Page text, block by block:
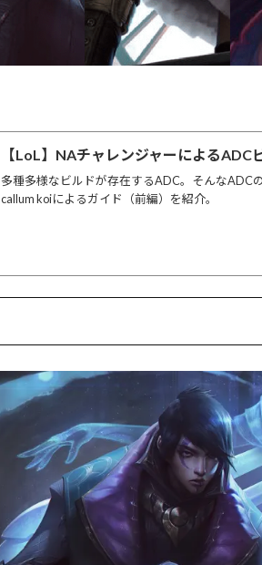
【LoL】NAチャレンジャーによるADC
多種多様なビルドが存在するADC。そんなADC
callum koiによるガイド（前編）を紹介。